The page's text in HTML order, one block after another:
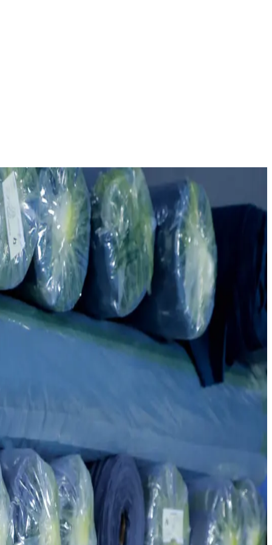
такими как Taifan, Honknit, Boosan и Jacquard. Годовая
до готового продукта, обеспечивая стабильное качество.
структурой, эластичностью и безупречной отделкой.